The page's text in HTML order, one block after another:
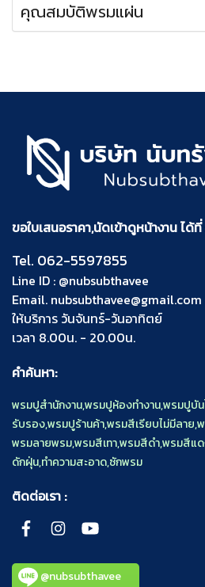
คุณสมบัติพรมแผ่น
ขอใบเสนอราคา,นัดเข้าดูหน้างาน ได้ที่
Tel. 062-5597855
Line ID : @nubsubthavee
Email. nubsubthavee@gmail.com
ให้บริการ วันจันทร์-วันอาทิตย์
เวลา 8.00น. - 20.00น.
คำค้นหา:
พรมปูสำนักงาน,พรมปูห้องทำงาน,พรมปูบั
รับรอง,พรมปูร้านค้า,พรมสีเรียบไม่มีลาย,
พรมลายพรม,พรมสีเทา,พรมสีดำ,พรมสีแ
ดักฝุ่น,ทำความสะอาด,ซักพรม
ติดต่อเรา :
@nubsubthavee